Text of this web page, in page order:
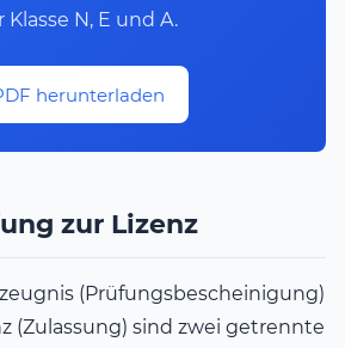
Klasse N, E und A.
herunterladen
zur Lizenz
(Prüfungsbescheinigung)
(Zulassung) sind zwei getrennte